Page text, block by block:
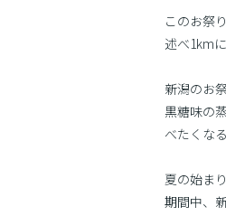
このお祭
述べ1km
新潟のお
黒糖味の
べたくな
夏の始ま
期間中、